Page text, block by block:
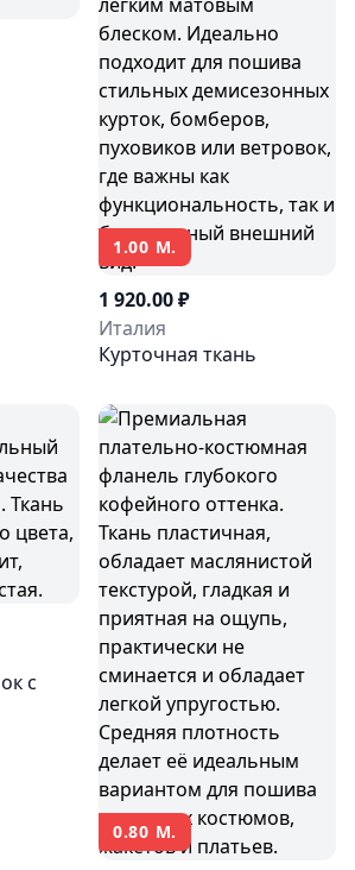
1.00 М.
1 920.00 ₽
Италия
Курточная ткань
с
0.80 М.